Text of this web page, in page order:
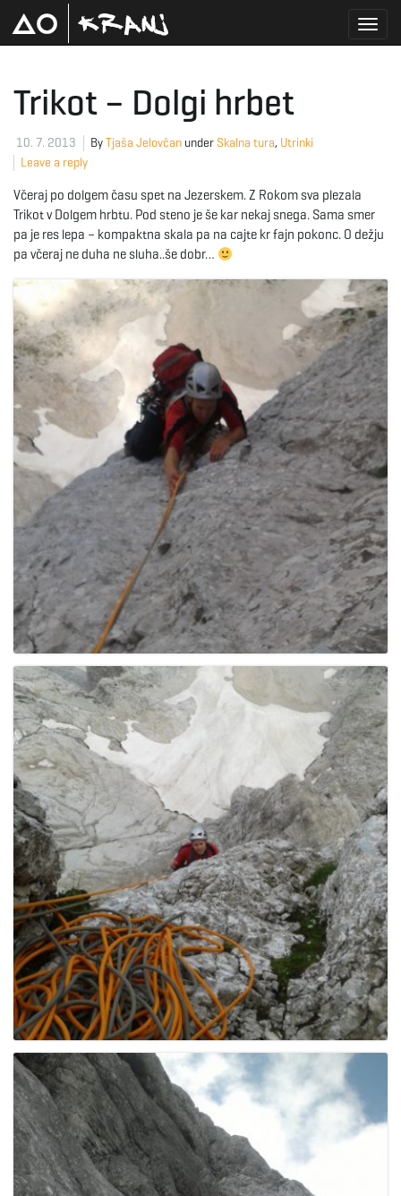
g
l
e
n
a
v
i
g
a
t
i
o
Trikot – Dolgi hrbet
10. 7. 2013 ByTjaša Jelovčan under Skalna tura, Utrinki
Leave a reply
Včeraj po dolgem času spet na Jezerskem. Z Rokom sva plezala
Trikot v Dolgem hrbtu. Pod steno je še kar nekaj snega. Sama smer
pa je res lepa – kompaktna skala pa na cajte kr fajn pokonc. O dežju
pa včeraj ne duha ne sluha..še dobr…